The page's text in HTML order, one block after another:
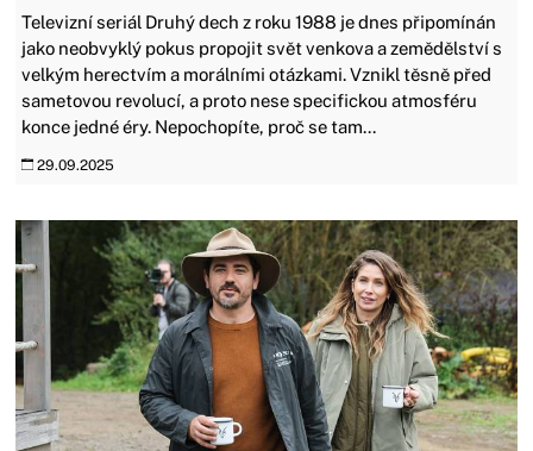
Televizní seriál Druhý dech z roku 1988 je dnes připomínán
jako neobvyklý pokus propojit svět venkova a zemědělství s
velkým herectvím a morálními otázkami. Vznikl těsně před
sametovou revolucí, a proto nese specifickou atmosféru
konce jedné éry. Nepochopíte, proč se tam...
29.09.2025